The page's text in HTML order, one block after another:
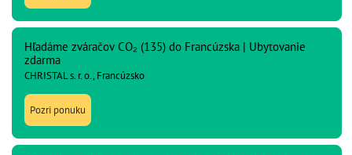
Hľadáme zváračov CO₂ (135) do Francúzska | Ubytovanie
zdarma
CHRISTAL s. r. o., Francúzsko
Pozri ponuku